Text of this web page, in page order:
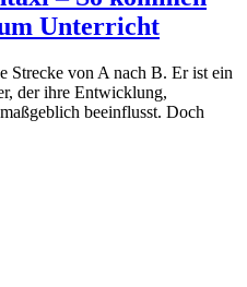
Unterricht
Strecke von A nach B. Er ist ein
der ihre Entwicklung,
beeinflusst. Doch